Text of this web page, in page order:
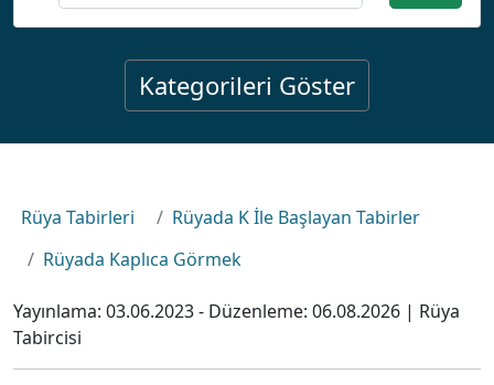
Kategorileri Göster
Rüya Tabirleri
Rüyada K İle Başlayan Tabirler
Rüyada Kaplıca Görmek
Yayınlama: 03.06.2023- Düzenleme: 06.08.2026 | Rüya
Tabircisi